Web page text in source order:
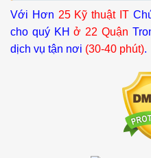
Với Hơn 25 Kỹ thuật IT
cho quý KHở 22 Quận
dịch vụ tận nơi (30-40 phút).